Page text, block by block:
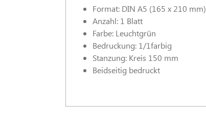
Format: DIN A5 (165 x 210 mm)
Anzahl: 1 Blatt
Farbe: Leuchtgrün
Bedruckung: 1/1farbig
Stanzung: Kreis 150 mm
Beidseitig bedruckt